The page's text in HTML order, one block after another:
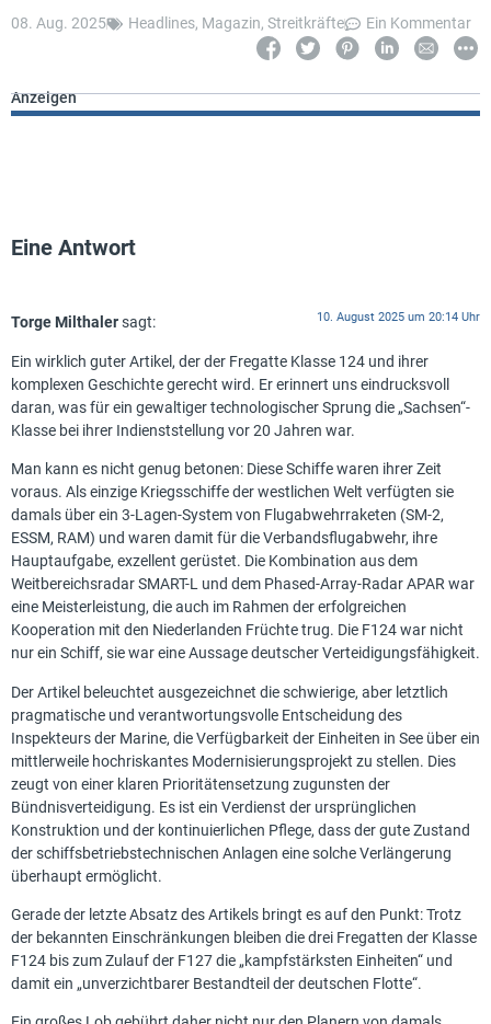
08. Aug. 2025 Headlines, Magazin, Streitkräfte Ein Kommentar
Anzeigen
Eine Antwort
Torge Milthalersagt: 10. August 2025 um 20:14 Uhr
Ein wirklich guter Artikel, der der Fregatte Klasse 124 und ihrer
komplexen Geschichte gerecht wird. Er erinnert uns eindrucksvoll
daran, was für ein gewaltiger technologischer Sprung die „Sachsen“-
Klasse bei ihrer Indienststellung vor 20 Jahren war.
Man kann es nicht genug betonen: Diese Schiffe waren ihrer Zeit
voraus. Als einzige Kriegsschiffe der westlichen Welt verfügten sie
damals über ein 3-Lagen-System von Flugabwehrraketen (SM-2,
ESSM, RAM) und waren damit für die Verbandsflugabwehr, ihre
Hauptaufgabe, exzellent gerüstet. Die Kombination aus dem
Weitbereichsradar SMART-L und dem Phased-Array-Radar APAR war
eine Meisterleistung, die auch im Rahmen der erfolgreichen
Kooperation mit den Niederlanden Früchte trug. Die F124 war nicht
nur ein Schiff, sie war eine Aussage deutscher Verteidigungsfähigkeit.
Der Artikel beleuchtet ausgezeichnet die schwierige, aber letztlich
pragmatische und verantwortungsvolle Entscheidung des
Inspekteurs der Marine, die Verfügbarkeit der Einheiten in See über ein
mittlerweile hochriskantes Modernisierungsprojekt zu stellen. Dies
zeugt von einer klaren Prioritätensetzung zugunsten der
Bündnisverteidigung. Es ist ein Verdienst der ursprünglichen
Konstruktion und der kontinuierlichen Pflege, dass der gute Zustand
der schiffsbetriebstechnischen Anlagen eine solche Verlängerung
überhaupt ermöglicht.
Gerade der letzte Absatz des Artikels bringt es auf den Punkt: Trotz
der bekannten Einschränkungen bleiben die drei Fregatten der Klasse
F124 bis zum Zulauf der F127 die „kampfstärksten Einheiten“ und
damit ein „unverzichtbarer Bestandteil der deutschen Flotte“.